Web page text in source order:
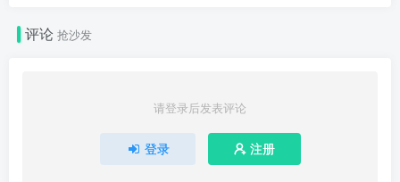
评论抢沙发
请登录后发表评论
登录 注册